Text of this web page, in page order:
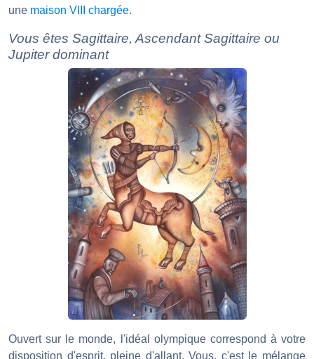
une maison VIII chargée.
Vous êtes Sagittaire, Ascendant Sagittaire ou
Jupiter dominant
Ouvert sur le monde, l'idéal olympique correspond à votre
disposition d'esprit, pleine d'allant. Vous, c'est le mélange